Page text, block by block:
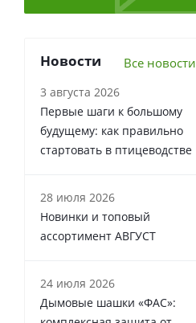
Новости Все новости
3 августа 2026
Первые шаги к большому
будущему: как правильно
стартовать в птицеводстве
28 июля 2026
Новинки и топовый
ассортимент АВГУСТ
24 июля 2026
Дымовые шашки «ФАС»: